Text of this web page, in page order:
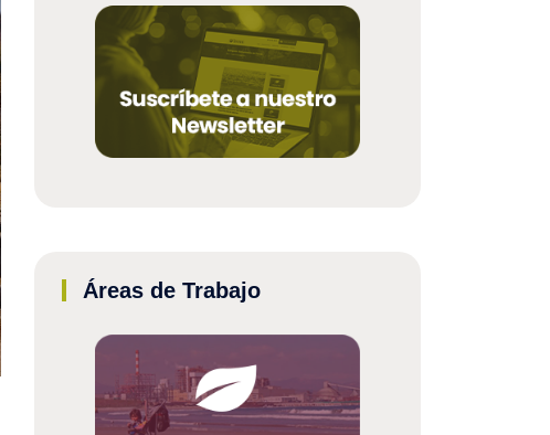
Áreas de Trabajo